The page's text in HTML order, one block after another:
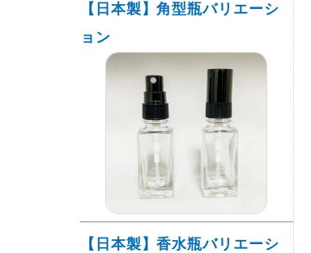
【日本製】角型瓶バリエーシ
ョン
【日本製】香水瓶バリエーシ